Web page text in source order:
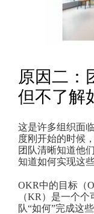
原因二：
但不了解
这是许多组织面
度刚开始的时候
团队清晰知道他
知道如何实现这些
OKR中的目标（
（KR）是一个
队“如何”完成这